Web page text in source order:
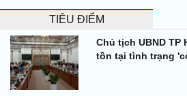
TIÊU ĐIỂM
Chủ tịch UBND TP
tồn tại tình trạng